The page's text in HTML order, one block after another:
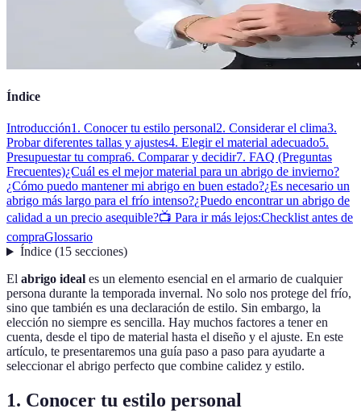
Índice
Introducción1. Conocer tu estilo personal2. Considerar el clima3.
Probar diferentes tallas y ajustes4. Elegir el material adecuado5.
Presupuestar tu compra6. Comparar y decidir7. FAQ (Preguntas
Frecuentes)¿Cuál es el mejor material para un abrigo de invierno?
¿Cómo puedo mantener mi abrigo en buen estado?¿Es necesario un
abrigo más largo para el frío intenso?¿Puedo encontrar un abrigo de
calidad a un precio asequible?📺 Para ir más lejos:Checklist antes de
compraGlossario
Índice(15 secciones)
El abrigo ideal es un elemento esencial en el armario de cualquier
persona durante la temporada invernal. No solo nos protege del frío,
sino que también es una declaración de estilo. Sin embargo, la
elección no siempre es sencilla. Hay muchos factores a tener en
cuenta, desde el tipo de material hasta el diseño y el ajuste. En este
artículo, te presentaremos una guía paso a paso para ayudarte a
seleccionar el abrigo perfecto que combine calidez y estilo.
1. Conocer tu estilo personal